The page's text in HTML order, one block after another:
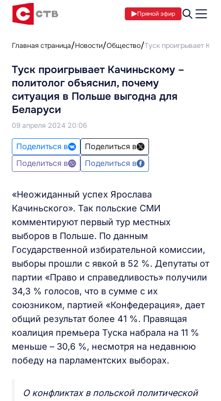
Прямой эфир
Главная страница Новости Общество Туск проигрывает
Туск проигрывает Качиньскому –
политолог объяснил, почему
ситуация в Польше выгодна для
Беларуси
09 апреля 2024 20:06
Поделиться в
Поделиться в
Поделиться в
Поделиться в
«Неожиданный успех Ярослава
Качиньского». Так польские СМИ
комментируют первый тур местных
выборов в Польше. По данным
Государственной избирательной комиссии,
выборы прошли с явкой в 52 %. Депутаты от
партии «Право и справедливость» получили
34,3 % голосов, что в сумме с их
союзником, партией «Конфедерация», дает
общий результат более 41 %. Правящая
коалиция премьера Туска набрала на 11 %
меньше – 30,6 %, несмотря на недавнюю
победу на парламентских выборах.
О конфликтах в польской политической